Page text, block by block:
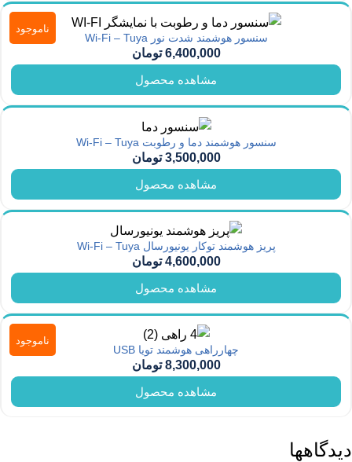
ناموجود
سنسور هوشمند شدت نور Wi-Fi – Tuya
6,400,000 تومان
مشاهده محصول
سنسور هوشمند دما و رطوبت Wi-Fi – Tuya
3,500,000 تومان
مشاهده محصول
پریز هوشمند توکار یونیورسال Wi-Fi – Tuya
4,600,000 تومان
مشاهده محصول
ناموجود
چهارراهی هوشمند تویا USB
8,300,000 تومان
مشاهده محصول
دیدگاهها